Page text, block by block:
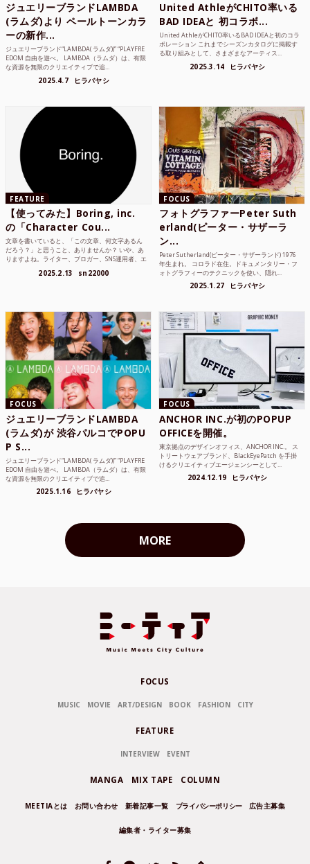
ジュエリーブランドLAMBDA
(ラムダ)より ペールトーンカラ
ーの新作...
ジュエリーブランド“LAMBDA( ラムダ))” “PLAYFRE
EDOM 自由を遊べ。 LAMBDA（ラムダ）は、有限
な資源を無限のクリエイティブで追...
2025.4.7 ヒラバヤシ
United AthleがCHITO率いる
BAD IDEAと 初コラボ...
United AthleがCHITO率いるBAD IDEAと初のコラ
ボレーション これまでシーズンカタログに掲載す
る取り組みとして、さまざまなアーティス...
2025.3.14 ヒラバヤシ
FEATURE
【使ってみた】Boring, inc.
の「Character Cou...
文章を書いていると、「この文章、何文字あるん
だろう？」と思うこと、ありませんか？ いや、あ
りますよね。ライター、ブロガー、SNS運用者、エ
2025.2.13 sn22000
FOCUS
フォトグラファーPeter Suth
erland(ピーター・サザーラ
ン...
Peter Sutherland(ピーター・サザーランド) 1976
年生まれ。 コロラド在住。ドキュメンタリー・フ
ォトグラフィーのテクニックを使い、隠れ...
2025.1.27 ヒラバヤシ
FOCUS
ジュエリーブランドLAMBDA
(ラムダ)が 渋谷パルコでPOPU
P S...
ジュエリーブランド“LAMBDA( ラムダ))” “PLAYFRE
EDOM 自由を遊べ。 LAMBDA（ラムダ）は、有限
な資源を無限のクリエイティブで追...
2025.1.16 ヒラバヤシ
FOCUS
ANCHOR INC.が初のPOPUP
OFFICEを開催。
東京拠点のデザインオフィス、ANCHOR INC.。 ス
トリートウェアブランド、BlackEyePatch を手掛
けるクリエイティブエージェンシーとして...
2024.12.19 ヒラバヤシ
MORE
FOCUS
MUSIC MOVIE ART/DESIGN BOOK FASHION CITY
FEATURE
INTERVIEW EVENT
MANGA MIX TAPE COLUMN
MEETIAとは お問い合わせ 新着記事一覧 プライバシーポリシー 広告主募集
編集者・ライター募集